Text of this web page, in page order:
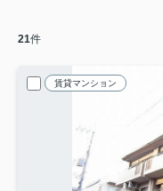
21件
賃貸マンション